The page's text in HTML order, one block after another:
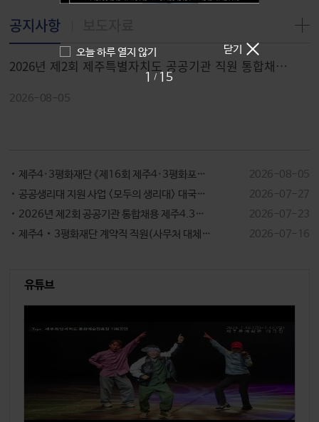
닫기
1 / 15
오늘 하루 열지 않기
공지사항
2026년 제2회 제주특별자치도 공공기관 직원 통합채용 인성검사‧서류전형 합격자 및 면접시험 시행계획 공고
2026-08-05
제주4·3평화재단 《제16회 제주4·3평화포럼》운영 대행업체 선정 입찰공고
2026-08-05
공공생리대 지원 사업 <모두의 생리대> 대국민 홍보
2026-07-27
2026년 제2회 공공기관 통합채용 제주4.3평화재단 필기전형 결과 및 온라인 인성검사·서류전형 계획
2026-07-23
제주4‧3평화재단 계약직 직원(사무처 대체인력) 채용 최종합격자 발표
2026-07-16
유튜브